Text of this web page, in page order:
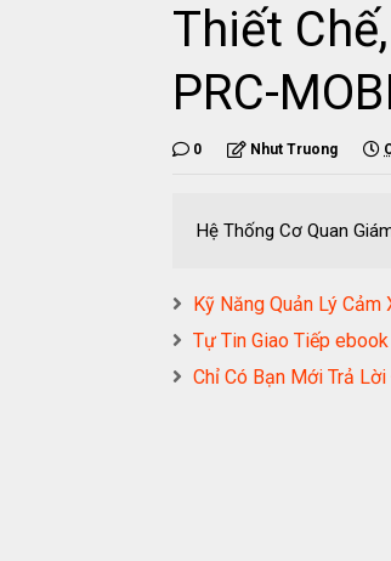
Thiết
PRC-
0 Nhut Truong
Hệ Thống Cơ Quan
Kỹ Năng Quản Lý
Tự Tin Giao Tiếp
Chỉ Có Bạn Mới Trả